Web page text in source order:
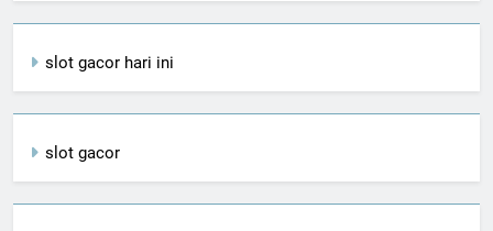
slot gacor hari ini
slot gacor